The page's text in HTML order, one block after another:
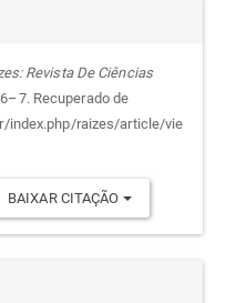
Revista De Ciências
Recuperado de
index.php/raizes/article/vie
BAIXAR CITAÇÃO